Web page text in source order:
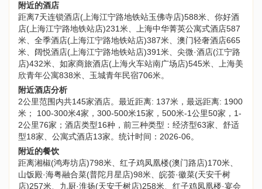
附近的酒店
距离7天连锁酒店(上海江宁路地铁站玉佛寺店)588米、你好酒
店(上海江宁路地铁站店)231米、上海中华菁英公寓式酒店587
米、全季酒店(上海江宁路地铁站店)387米、澳门轻奢酒店665
米、阔悦酒店(上海江宁路地铁站店)391米、尖微·酒店(江宁路
店)432米、如家商旅酒店(上海火车站南广场店)545米、上海美
欣青年公寓838米、玉城青年民宿706米。
附近酒店分析
2公里范围内共145家酒店。最近距离: 137米，最远距离: 1900
米； 100-300米4家，300-500米15家，500米-1公里50家，1-
2公里76家；酒店类型16种，前三种类型：经济型63家、舒适
型18家、公寓式酒店13家。统计时间：2026-06。
附近的餐饮
距离湘椒(鸿寿坊店)798米、红子鸡凤凰楼(澳门路店)170米、
山饭殿·海粤融合菜(普陀月星店)98米、皖荟·徽菜(天安千树
店)257米、九厨·淮扬(天安千树店)258米、红子鸡凤凰楼·宴会